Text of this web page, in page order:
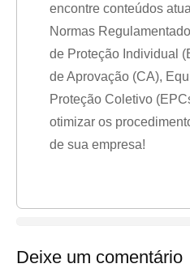
encontre conteúdos
Normas
de Proteção Individual
de Aprovação (CA),
Proteção Coletivo
otimizar os
de sua empresa!
Deixe um comentário